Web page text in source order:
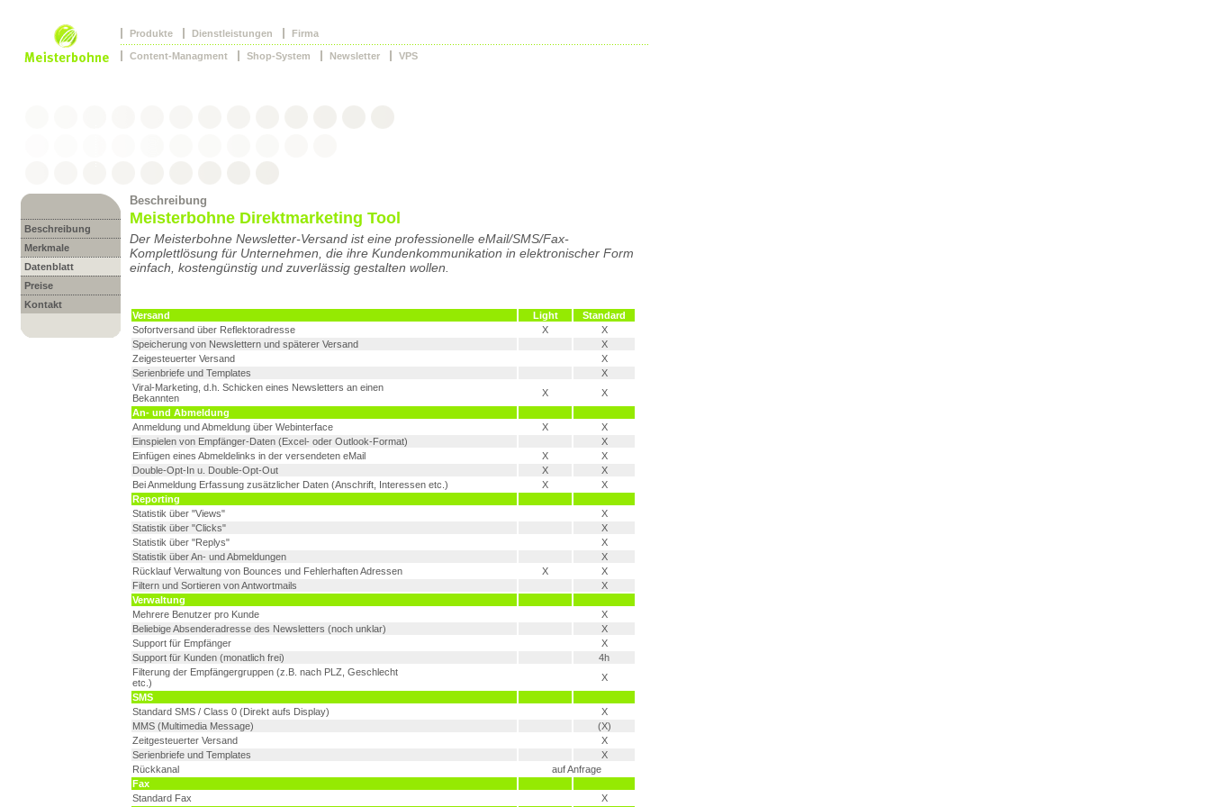
Produkte Dienstleistungen Firma
Content-Managment Shop-System Newsletter VPS
Beschreibung
Merkmale
Datenblatt
Preise
Kontakt
Beschreibung
Meisterbohne Direktmarketing Tool
Der Meisterbohne Newsletter-Versand ist eine professionelle eMail/SMS/Fax-
Komplettlösung für Unternehmen, die ihre Kundenkommunikation in elektronischer Form
einfach, kostengünstig und zuverlässig gestalten wollen.
Versand Light
Standard
Sofortversand über Reflektoradresse
X
X
Speicherung von Newslettern und späterer Versand
X
Zeigesteuerter Versand
X
Serienbriefe und Templates
X
Viral-Marketing, d.h. Schicken eines Newsletters an einen
Bekannten
X
X
An- und Abmeldung
Anmeldung und Abmeldung über Webinterface
X
X
Einspielen von Empfänger-Daten (Excel- oder Outlook-Format)
X
Einfügen eines Abmeldelinks in der versendeten eMail
X
X
Double-Opt-In u. Double-Opt-Out
X
X
Bei Anmeldung Erfassung zusätzlicher Daten (Anschrift, Interessen etc.)
X
X
Reporting
Statistik über "Views"
X
Statistik über "Clicks"
X
Statistik über "Replys"
X
Statistik über An- und Abmeldungen
X
Rücklauf Verwaltung von Bounces und Fehlerhaften Adressen
X
X
Filtern und Sortieren von Antwortmails
X
Verwaltung
Mehrere Benutzer pro Kunde
X
Beliebige Absenderadresse des Newsletters (noch unklar)
X
Support für Empfänger
X
Support für Kunden (monatlich frei)
4h
Filterung der Empfängergruppen (z.B. nach PLZ, Geschlecht
etc.)
X
SMS
Standard SMS / Class 0 (Direkt aufs Display)
X
MMS (Multimedia Message)
(X)
Zeitgesteuerter Versand
X
Serienbriefe und Templates
X
Rückkanal
auf Anfrage
Fax
Standard Fax
X